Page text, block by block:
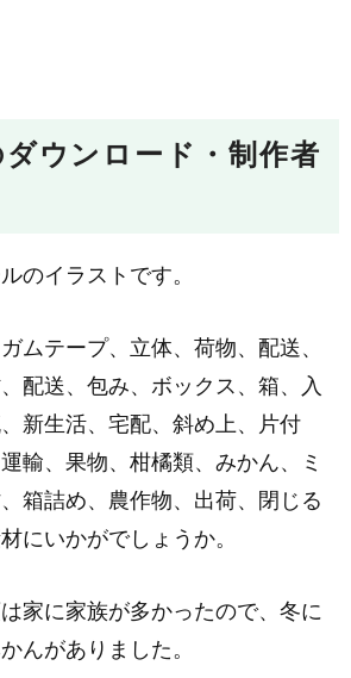
ウンロード・制作者
のイラストです。
ムテープ、立体、荷物、配送、
配送、包み、ボックス、箱、入
新生活、宅配、斜め上、片付
輸、果物、柑橘類、みかん、ミ
箱詰め、農作物、出荷、閉じる
にいかがでしょうか。
家に家族が多かったので、冬に
んがありました。